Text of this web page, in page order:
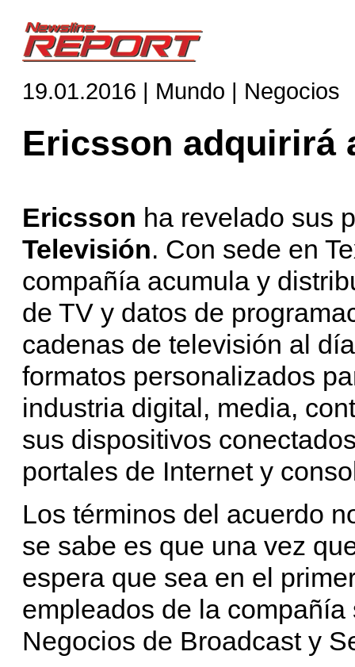
19.01.2016 | Mundo | Negocios
Ericsson adquirirá
Ericsson ha revelado sus
Televisión. Con sede en
compañía acumula y
de TV y datos de
cadenas de televisión al
formatos personalizados
industria digital, media,
sus dispositivos
portales de Internet y
Los términos del acuerdo
se sabe es que una vez
espera que sea en el
empleados de la
Negocios de Broadcast y